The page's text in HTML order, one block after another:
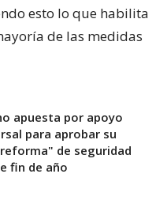
esto lo que habilita
de las medidas
apuesta por apoyo
para aprobar su
de seguridad
fin de año